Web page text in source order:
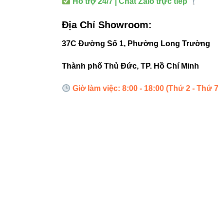
Đèn led
“Đèn âm
Địa Chỉ Showroom:
37C Đường Số 1, Phường Long Trường
Thành phố Thủ Đức, TP. Hồ Chí Minh
Giờ làm việc: 8:00 - 18:00 (Thứ 2 - Thứ